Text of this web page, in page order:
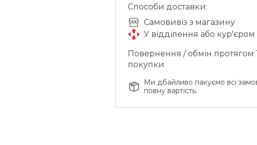
Способи доставки:
Cамовивіз з магазину
У відділення або
Повернення / обмін протягом
покупки
Ми дбайливо пакуємо всі
повну вартість.